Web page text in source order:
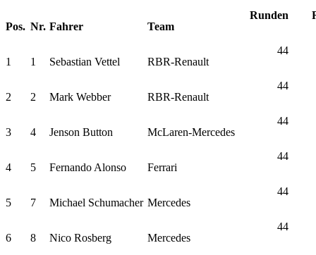
Pos. Nr. Fahrer Team
Runden
1 1 Sebastian Vettel RBR-Renault
44
2 2 Mark Webber RBR-Renault
44
3 4 Jenson Button McLaren-Mercedes
44
4 5 Fernando Alonso Ferrari
44
5 7 Michael Schumacher Mercedes
44
6 8 Nico Rosberg Mercedes
44